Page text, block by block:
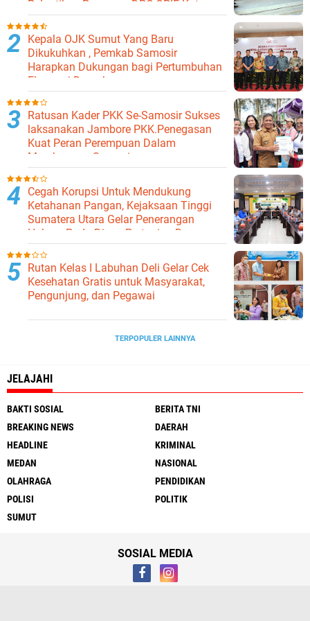
Pelantikan Pengurus DPC GPIE Kota
Binjai
Kepala OJK Sumut Yang Baru
Dikukuhkan , Pemkab Samosir
Harapkan Dukungan bagi Pertumbuhan
Ekonomi Daerah
Ratusan Kader PKK Se-Samosir Sukses
laksanakan Jambore PKK.Penegasan
Kuat Peran Perempuan Dalam
Membangun Samosir.
Cegah Korupsi Untuk Mendukung
Ketahanan Pangan, Kejaksaan Tinggi
Sumatera Utara Gelar Penerangan
Hukum Pada Dinas Pertanian Dan
Ketahanan Pangan
Rutan Kelas I Labuhan Deli Gelar Cek
Kesehatan Gratis untuk Masyarakat,
Pengunjung, dan Pegawai
TERPOPULER LAINNYA
JELAJAHI
BAKTI SOSIAL
BERITA TNI
BREAKING NEWS
DAERAH
HEADLINE
KRIMINAL
MEDAN
NASIONAL
OLAHRAGA
PENDIDIKAN
POLISI
POLITIK
SUMUT
SOSIAL MEDIA